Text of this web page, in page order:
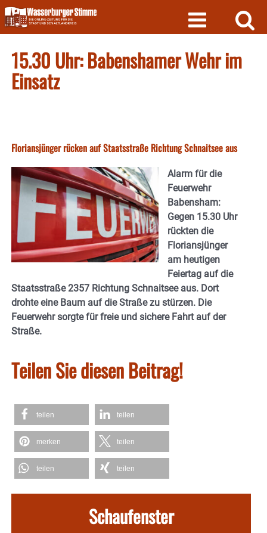
Skip
to
content
15.30 Uhr: Babenshamer Wehr im
Einsatz
Floriansjünger rücken auf Staatsstraße Richtung Schnaitsee aus
Alarm für die
Feuerwehr
Babensham:
Gegen 15.30 Uhr
rückten die
Floriansjünger
am heutigen
Feiertag auf die
Staatsstraße 2357 Richtung Schnaitsee aus. Dort
drohte eine Baum auf die Straße zu stürzen. Die
Feuerwehr sorgte für freie und sichere Fahrt auf der
Straße.
Teilen Sie diesen Beitrag!
teilen teilen
merken teilen
teilen teilen
Schaufenster